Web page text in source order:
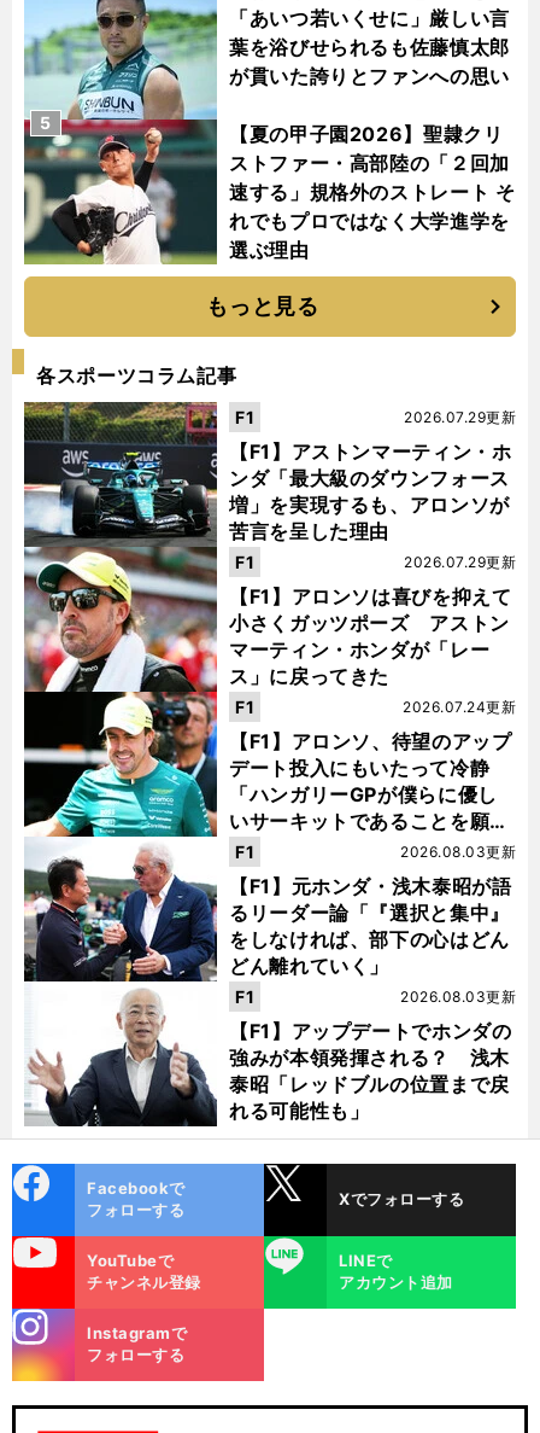
「あいつ若いくせに」厳しい言
葉を浴びせられるも佐藤慎太郎
が貫いた誇りとファンへの思い
【夏の甲子園2026】聖隷クリ
ストファー・高部陸の「２回加
速する」規格外のストレート そ
れでもプロではなく大学進学を
選ぶ理由
5
もっと見る
各スポーツコラム記事
【F1】アストンマーティン・ホ
ンダ「最大級のダウンフォース
増」を実現するも、アロンソが
苦言を呈した理由
2026.07.29更新
F1
【F1】アロンソは喜びを抑えて
小さくガッツポーズ アストン
マーティン・ホンダが「レー
ス」に戻ってきた
2026.07.29更新
F1
【F1】アロンソ、待望のアップ
デート投入にもいたって冷静
「ハンガリーGPが僕らに優し
いサーキットであることを願
う」
2026.07.24更新
F1
【F1】元ホンダ・浅木泰昭が語
るリーダー論「『選択と集中』
をしなければ、部下の心はどん
どん離れていく」
2026.08.03更新
F1
【F1】アップデートでホンダの
強みが本領発揮される？ 浅木
泰昭「レッドブルの位置まで戻
れる可能性も」
2026.08.03更新
F1
ok
Facebookで
フォローする
Xでフォローする
YouTubeで
チャンネル登録
LINE
LINEで
アカウント追加
m
Instagramで
フォローする